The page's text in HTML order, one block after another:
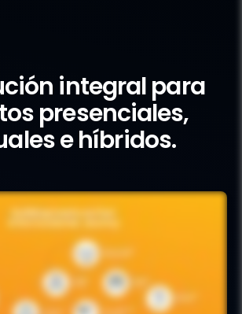
integral para
presenciales,
e híbridos.